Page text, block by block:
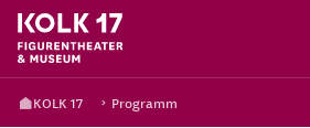
KOLK 17 Programm